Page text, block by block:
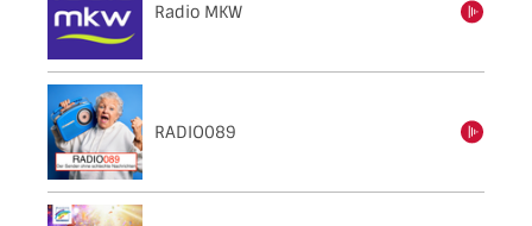
Radio MKW
RADIO089